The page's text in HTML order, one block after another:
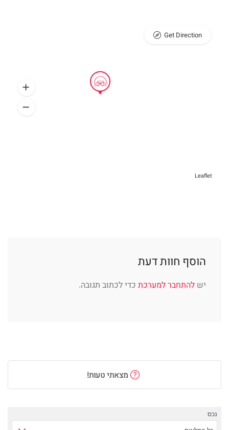
Leaflet
Get Direction
הוסף חוות דעת
יש להתחבר למערכת כדי לכתוב תגובה.
מצאתי טעות!
נכס